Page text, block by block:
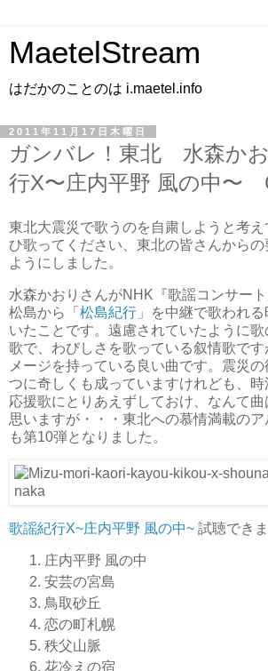
MaetelStream
はだかのことのは i.maetel.info
2011年11月17日木曜日
ガンバレ！東北 水森か
行X〜庄内平野 風の中〜
東北大震災で歌うのを自粛しようと考
ひ歌ってください、東北の皆さんからの
ようにしました。
水森かおりさんがNHK『歌謡コンサート
松島から「 松島紀行 」を中継で歌われ
いたことです。遠慮されていたように
歌で、わびしさを歌っている叙情歌です
メージを持っている良い曲です。震災
つに奇しくも成っていますけれども、
応援歌にとりあえずしておけ、なんて
思いますが・・・東北への慕情満載の
も第10弾となりました。
歌謡紀行X~庄内平野 風の中~ 試聴でき
庄内平野 風の中
安芸の宮島
鳥取砂丘
恋の町札幌
秩父山脈
花冷えの宿